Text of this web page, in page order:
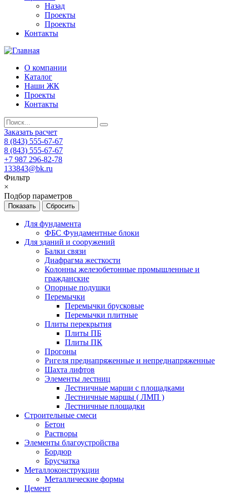
Назад
Проекты
Проекты
Контакты
О компании
Каталог
Наши ЖК
Проекты
Контакты
Заказать расчет
8 (843) 555-67-67
8 (843) 555-67-67
+7 987 296-82-78
133843@bk.ru
Фильтр
×
Подбор параметров
Для фундамента
ФБС Фундаментные блоки
Для зданий и сооружений
Балки связи
Диафрагма жесткости
Колонны железобетонные промышленные и
гражданские
Опорные подушки
Перемычки
Перемычки брусковые
Перемычки плитные
Плиты перекрытия
Плиты ПБ
Плиты ПК
Прогоны
Ригеля преднапряженные и непреднапряженные
Шахта лифтов
Элементы лестниц
Лестничные марши с площадками
Лестничные маршы ( ЛМП )
Лестничные площадки
Строительные смеси
Бетон
Растворы
Элементы благоустройства
Бордюр
Брусчатка
Металлоконструкции
Металлические формы
Цемент